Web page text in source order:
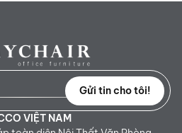
Gửi tin cho tôi!
VIỆT NAM